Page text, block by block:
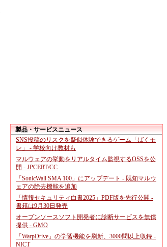
製品・サービスニュース
SNS投稿のリスクを疑似体験できるゲーム「ばくモ
レ」 - 学校向け教材も
マルウェアの挙動をリアルタイム監視するOSSを公
開 - JPCERT/CC
「SonicWall SMA 100」にアップデート - 既知マルウ
ェアの除去機能を追加
「情報セキュリティ白書2025」PDF版を先行公開 -
書籍は9月30日発売
オープンソースソフト開発者に診断サービスを無償
提供 - GMO
「WarpDrive」の学習機能を刷新、3000問以上収録 -
NICT